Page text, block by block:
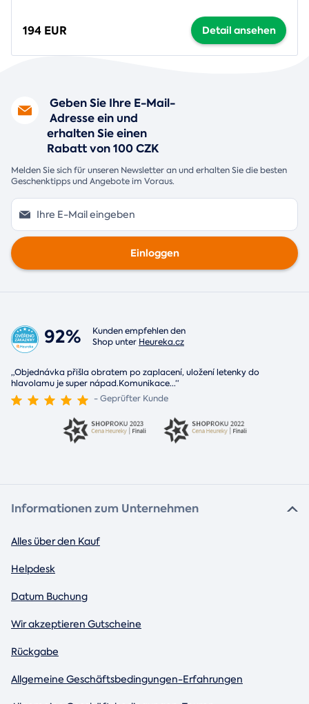
194 EUR Detail ansehen
Geben Sie Ihre E-Mail-
Adresse ein und
erhalten Sie einen
Rabatt von 100 CZK
Melden Sie sich für unseren Newsletter an und erhalten Sie die besten
Geschenktipps und Angebote im Voraus.
Einloggen
92%
Kunden empfehlen den
Shop unter Heureka.cz
„Objednávka přišla obratem po zaplacení, uložení letenky do
hlavolamu je super nápad.Komunikace...“
- Geprüfter Kunde
Informationen zum Unternehmen
Alles über den Kauf
Helpdesk
Datum Buchung
Wir akzeptieren Gutscheine
Rückgabe
Allgemeine Geschäftsbedingungen-Erfahrungen